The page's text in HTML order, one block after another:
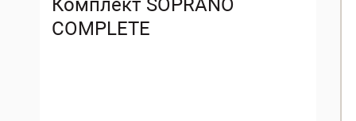
COMPLETE